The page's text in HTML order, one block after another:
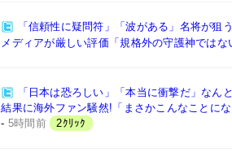
「信頼性に疑問符」「波がある」名将が狙
メディアが厳しい評価「規格外の守護神ではな
「日本は恐ろしい」「本当に衝撃だ」なん
結果に海外ファン騒然!「まさかこんなことに
- 5時間前 2ｸﾘｯｸ